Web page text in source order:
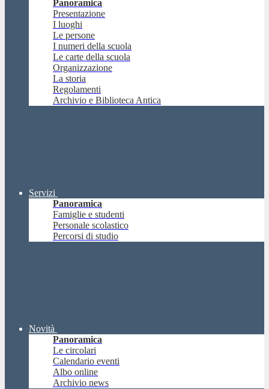
Panoramica
Presentazione
I luoghi
Le persone
I numeri della scuola
Le carte della scuola
Organizzazione
La storia
Regolamenti
Archivio e Biblioteca Antica
Servizi
Panoramica
Famiglie e studenti
Personale scolastico
Percorsi di studio
Novità
Panoramica
Le circolari
Calendario eventi
Albo online
Archivio news